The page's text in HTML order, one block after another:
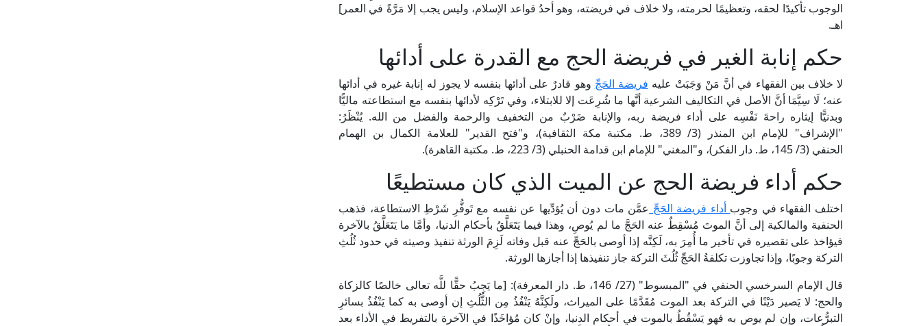
الوجوب تأكيدًا لحقه، وتعظيمًا لحرمته، ولا خلاف في فريضته، وهو أحدُ قواعد الإسلام، وليس يجب إلا مَرَّةً في العمر]
اهـ.
حكم إنابة الغير في فريضة الحج مع القدرة على أدائها
لا خلاف بين الفقهاء في أنَّ مَنْ وَجَبَتْ عليه فريضة الحَجِّ وهو قادرٌ على أدائها بنفسه لا يجوز له إنابة غيره في أدائها
عنه؛ لَا سِيَّمَا أنَّ الأصل في التكاليف الشرعية أنَّها ما شُرِعَت إلا للابتلاء، وفي تَرْكِه لأدائها بنفسه مع استطاعته ماليًّا
وبدنيًّا إيثاره راحةَ نَفْسِه على أداء فريضة ربه، والإنابة ضَرْبٌ من التخفيف والرحمة والفضل من الله. يُنْظَرُ:
"الإشراف" للإمام ابن المنذر (3/ 389، ط. مكتبة مكة الثقافية)، و"فتح القدير" للعلامة الكمال بن الهمام
الحنفي (3/ 145، ط. دار الفكر)، و"المغني" للإمام ابن قدامة الحنبلي (3/ 223، ط. مكتبة القاهرة).
حكم أداء فريضة الحج عن الميت الذي كان مستطيعًا
اختلف الفقهاء في وجوب أداء فريضة الحَجِّ عمَّن مات دون أن يُؤدِّيها عن نفسه مع تَوفُّرِ شَرْطِ الاستطاعة، فذهب
الحنفية والمالكية إلى أنَّ الموتَ مُسْقِطٌ عنه الحَجَّ ما لم يُوصِ، وهذا فيما يَتَعَلَّقُ بأحكام الدنيا، وأمَّا ما يَتَعَلَّقُ بالآخرة
فيؤاخذ على تقصيره في تأخير ما أُمِرَ به، لَكِنَّه إذا أوصى بالحَجِّ عنه قبل وفاته لَزِمَ الورثة تنفيذ وصيته في حدود ثُلُثِ
التركة وجوبًا، وإذا تجاوزت تكلفةُ الحَجِّ ثُلُثَ التركة جاز تنفيذها إذا أجازها الورثة.
قال الإمام السرخسي الحنفي في "المبسوط" (27/ 146، ط. دار المعرفة): [ما يَجِبُ حقًّا للَّه تعالى خالصًا كالزكاة
والحج: لا يَصير دَيْنًا في التركة بعد الموت مُقَدَّمًا على الميراث، ولَكِنَّهُ يَنْفُذُ مِن الثُّلُثِ إن أوصى به كما يَنْفُذُ بسائرِ
التبرُّعات، وإن لم يوص به فهو يَسْقُطُ بالموت في أحكام الدنيا، وإنْ كان مُؤاخَذًا في الآخرة بالتفريط في الأداء بعد